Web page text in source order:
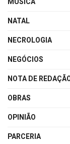
NATAL
NECROLOGIA
NEGÓCIOS
NOTA DE
OBRAS
OPINIÃO
PARCERIA